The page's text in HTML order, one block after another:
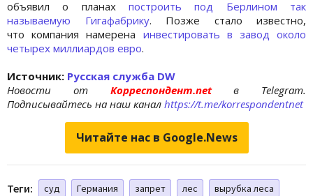
объявил о планах построить под Берлином так
называемую Гигафабрику. Позже стало известно,
что компания намерена инвестировать в завод около
четырех миллиардов евро.
Источник: Русская служба DW
Новости отКорреспондент.netв Telegram.
Подписывайтесь на наш канал https://t.me/korrespondentnet
Читайте нас в Google.News
Теги: суд Германия запрет лес
вырубка леса